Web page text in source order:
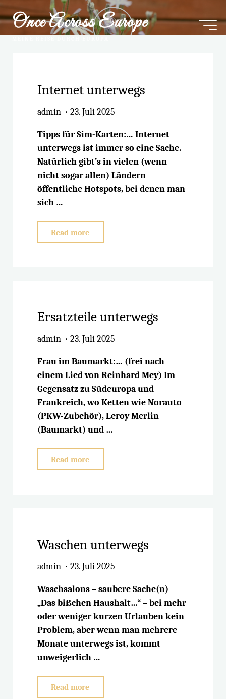
Zum
Inhalt
springen
Once Across Europe
Startseite
Internet unterwegs
admin 23. Juli 2025
Tipps für Sim-Karten:… Internet
unterwegs ist immer so eine Sache.
Natürlich gibt’s in vielen (wenn
nicht sogar allen) Ländern
öffentliche Hotspots, bei denen man
sich …
Read more
Ersatzteile unterwegs
admin 23. Juli 2025
Frau im Baumarkt:… (frei nach
einem Lied von Reinhard Mey) Im
Gegensatz zu Südeuropa und
Frankreich, wo Ketten wie Norauto
(PKW-Zubehör), Leroy Merlin
(Baumarkt) und …
Read more
Waschen unterwegs
admin 23. Juli 2025
Waschsalons – saubere Sache(n)
„Das bißchen Haushalt…“ – bei mehr
oder weniger kurzen Urlauben kein
Problem, aber wenn man mehrere
Monate unterwegs ist, kommt
unweigerlich …
Read more